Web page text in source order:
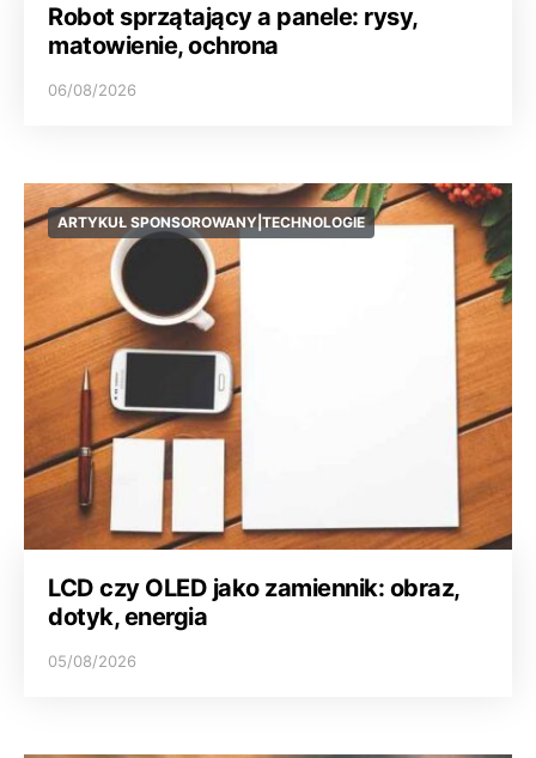
Robot sprzątający a panele: rysy,
matowienie, ochrona
06/08/2026
ARTYKUŁ SPONSOROWANY|TECHNOLOGIE
LCD czy OLED jako zamiennik: obraz,
dotyk, energia
05/08/2026